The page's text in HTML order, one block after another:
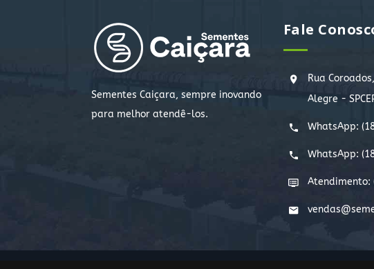
Sementes Caiçara, sempre inovando
para melhor atendê-los.
Fale
Rua
Alegre -
WhatsApp:
WhatsApp:
Atendimento: